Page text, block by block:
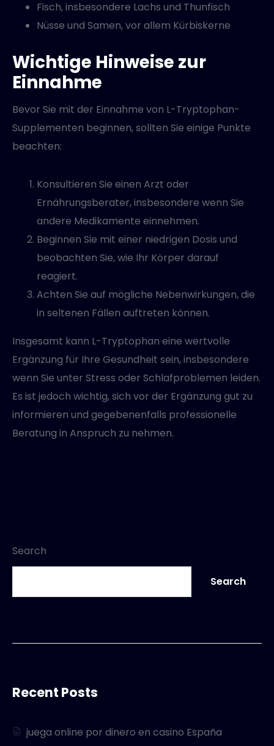
Fisch, insbesondere Lachs und Thunfisch
Nüsse und Samen, vor allem Kürbiskerne
Wichtige Hinweise zur
Einnahme
Bevor Sie mit der Einnahme von L-Tryptophan-
Supplementen beginnen, sollten Sie einige Punkte
beachten:
Konsultieren Sie einen Arzt oder
Ernährungsberater, insbesondere wenn Sie
andere Medikamente einnehmen.
Beginnen Sie mit einer niedrigen Dosis und
beobachten Sie, wie Ihr Körper darauf
reagiert.
Achten Sie auf mögliche Nebenwirkungen, die
in seltenen Fällen auftreten können.
Insgesamt kann L-Tryptophan eine wertvolle
Ergänzung für Ihre Gesundheit sein, insbesondere
wenn Sie unter Stress oder Schlafproblemen leiden.
Es ist jedoch wichtig, sich vor der Ergänzung gut zu
informieren und gegebenenfalls professionelle
Beratung in Anspruch zu nehmen.
Search
Search
Recent Posts
juega online por dinero en casino España